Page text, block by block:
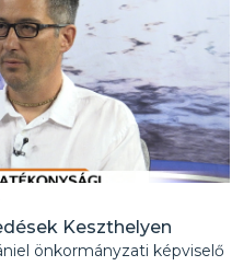
Keszthelyen
önkormányzati képviselő